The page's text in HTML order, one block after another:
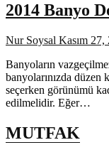
2014 Banyo
Nur Soysal Kasım 27,
Banyoların
banyolarınızda düzen
seçerken görünümü
edilmelidir. Eğer…
MUTFAK